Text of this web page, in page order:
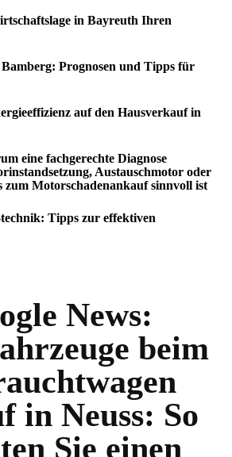
in Bayreuth Ihren
Prognosen und Tipps für
auf den Hausverkauf in
eine fachgerechte Diagnose
Austauschmotor oder
zum Motorschadenankauf sinnvoll ist
Tipps zur effektiven
News:
beim
in Neuss: So
Sie einen